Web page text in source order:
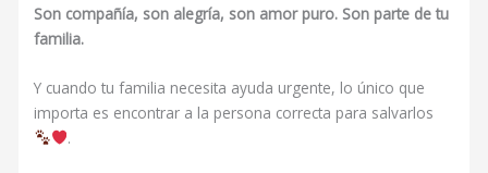
Son compañía, son alegría, son amor puro. Son parte de tu
familia.
Y cuando tu familia necesita ayuda urgente, lo único que
importa es encontrar a la persona correcta para salvarlos
.